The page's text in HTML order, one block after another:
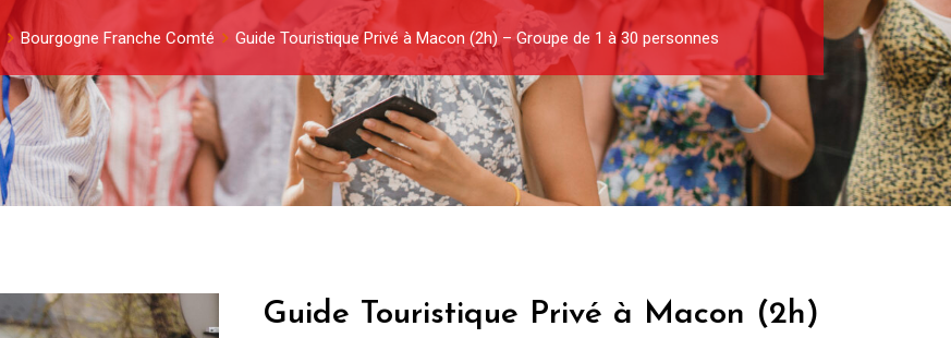
Bourgogne Franche Comté Guide Touristique Privé à Macon (2h) – Groupe de 1 à 30 personnes
Guide Touristique Privé à Macon (2h)